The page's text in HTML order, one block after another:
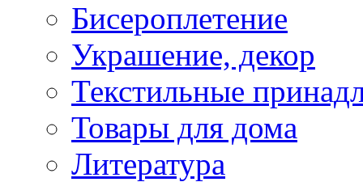
Бисероплетение
Украшение, декор
Текстильные
Товары для дома
Литература